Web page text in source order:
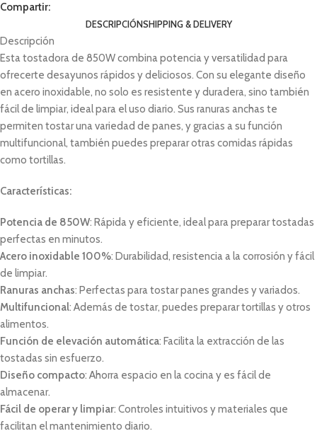
Compartir:
DESCRIPCIÓNSHIPPING & DELIVERY
Descripción
Esta tostadora de 850W combina potencia y versatilidad para
ofrecerte desayunos rápidos y deliciosos. Con su elegante diseño
en acero inoxidable, no solo es resistente y duradera, sino también
fácil de limpiar, ideal para el uso diario. Sus ranuras anchas te
permiten tostar una variedad de panes, y gracias a su función
multifuncional, también puedes preparar otras comidas rápidas
como tortillas.
Características:
Potencia de 850W: Rápida y eficiente, ideal para preparar tostadas
perfectas en minutos.
Acero inoxidable 100%: Durabilidad, resistencia a la corrosión y fácil
de limpiar.
Ranuras anchas: Perfectas para tostar panes grandes y variados.
Multifuncional: Además de tostar, puedes preparar tortillas y otros
alimentos.
Función de elevación automática: Facilita la extracción de las
tostadas sin esfuerzo.
Diseño compacto: Ahorra espacio en la cocina y es fácil de
almacenar.
Fácil de operar y limpiar: Controles intuitivos y materiales que
facilitan el mantenimiento diario.